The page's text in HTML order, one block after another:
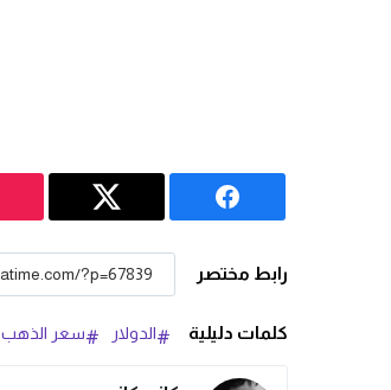
رابط مختصر
كلمات دليلية الدولار سعر الذهب